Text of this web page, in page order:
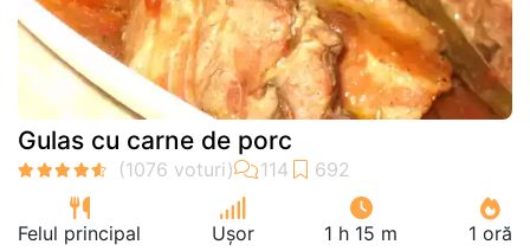
Gulas cu carne de porc
Felul principal Ușor 1 h 15 m 1 oră